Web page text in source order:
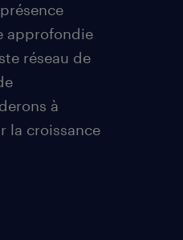
approfondie
réseau de
à
la croissance